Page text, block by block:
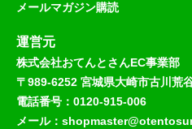
メールマガジン購読
運営元
株式会社おてんとさんEC事業部
〒989-6252 宮城県大崎市古川荒
電話番号：0120-915-006
メール：